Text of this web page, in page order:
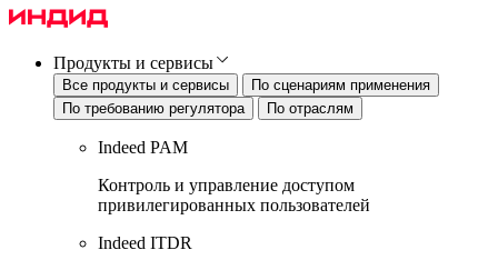
Продукты и сервисы
Все продукты и сервисы
По сценариям применения
По требованию регулятора
По отраслям
Indeed PAM
Контроль и управление доступом
привилегированных пользователей
Indeed ITDR